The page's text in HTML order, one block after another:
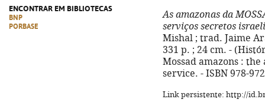
ENCONTRAR EM BIBLIOTECAS
BNP
PORBASE
As amazonas da
serviços secretos
Mishal ; trad. Jaime
331 p. ; 24 cm. -
Mossad amazons :
service. - ISBN 978-
Link persistente: http://